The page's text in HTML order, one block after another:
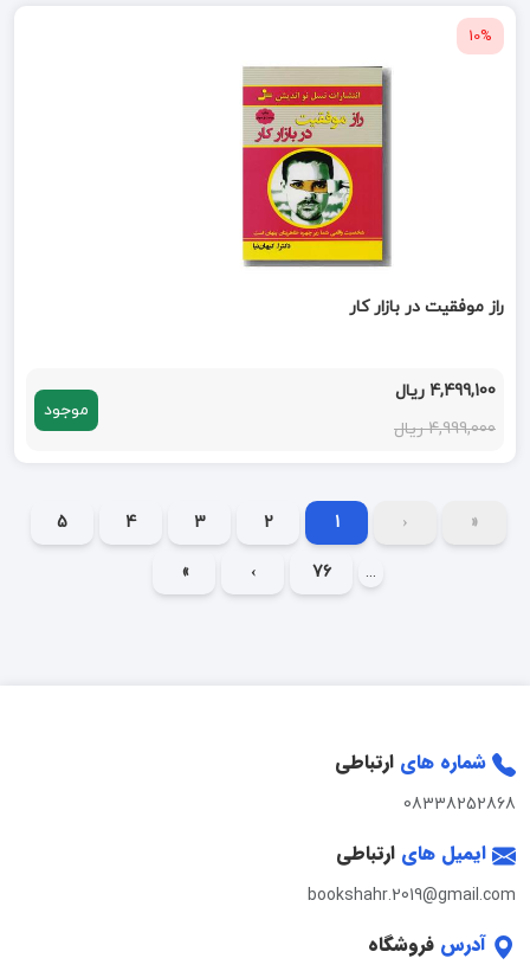
10%
راز موفقیت در بازار کار
4,499,100 ریال
4,999,000 ریال
موجود
«
‹
1
2
3
4
5
...
76
›
»
شماره های ارتباطی
08338252868
ایمیل های ارتباطی
bookshahr.2019@gmail.com
آدرس فروشگاه